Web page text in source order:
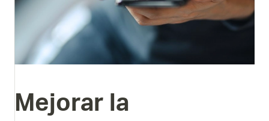
Mejorar la